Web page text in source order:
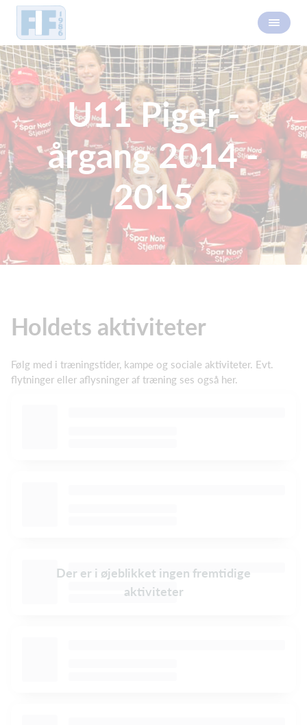
U11 Piger -
årgang 2014 -
2015
Holdets aktiviteter
Følg med i træningstider, kampe og sociale aktiviteter. Evt.
flytninger eller aflysninger af træning ses også her.
Der er i øjeblikket ingen fremtidige
aktiviteter